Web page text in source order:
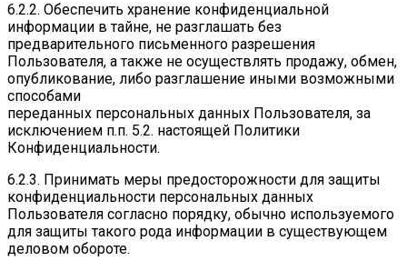
6.2.2. Обеспечить хранение конфиденциальной
информации в тайне, не разглашать без
предварительного письменного разрешения
Пользователя, а также не осуществлять продажу, обмен,
опубликование, либо разглашение иными возможными
способами
переданных персональных данных Пользователя, за
исключением п.п. 5.2. настоящей Политики
Конфиденциальности.
6.2.3. Принимать меры предосторожности для защиты
конфиденциальности персональных данных
Пользователя согласно порядку, обычно используемого
для защиты такого рода информации в существующем
деловом обороте.